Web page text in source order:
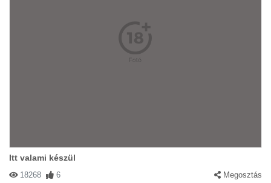
Itt valami készül
18268 6 Megosztás